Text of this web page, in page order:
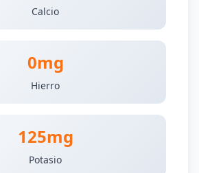
Calcio
0mg
Hierro
125mg
Potasio